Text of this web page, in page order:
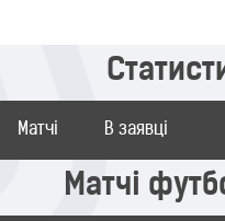
Матчі В заявці
Матчі